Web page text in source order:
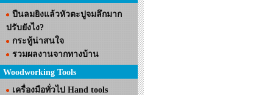
ปืนลมยิงแล้วหัวตะปูจมลึกมาก
ปรับยังไง?
กระทู้น่าสนใจ
รวมผลงานจากทางบ้าน
Woodworking Tools
เครื่องมือทั่วไป Hand tools